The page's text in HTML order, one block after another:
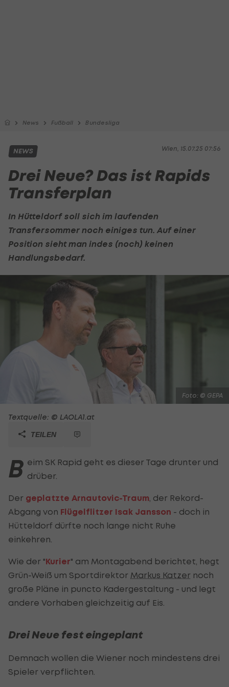
News Fußball Bundesliga
Wien, 15.07.25 07:56
NEWS
Drei Neue? Das ist Rapids
Transferplan
In Hütteldorf soll sich im laufenden
Transfersommer noch einiges tun. Auf einer
Position sieht man indes (noch) keinen
Handlungsbedarf.
Foto: © GEPA
Textquelle: © LAOLA1.at
TEILEN
B eim SK Rapid geht es dieser Tage drunter und
drüber.
Der geplatzte Arnautovic-Traum , der Rekord-
Abgang von Flügelflitzer Isak Jansson - doch in
Hütteldorf dürfte noch lange nicht Ruhe
einkehren.
Wie der "Kurier" am Montagabend berichtet, hegt
Grün-Weiß um Sportdirektor Markus Katzer noch
große Pläne in puncto Kadergestaltung - und legt
andere Vorhaben gleichzeitig auf Eis.
Drei Neue fest eingeplant
Demnach wollen die Wiener noch mindestens drei
Spieler verpflichten.